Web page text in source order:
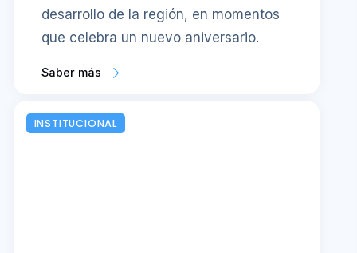
desarrollo de la región, en momentos
que celebra un nuevo aniversario.
Saber más
INSTITUCIONAL